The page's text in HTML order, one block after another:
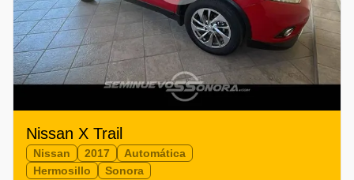
Nissan X Trail
Nissan 2017
Automática
Hermosillo
Sonora